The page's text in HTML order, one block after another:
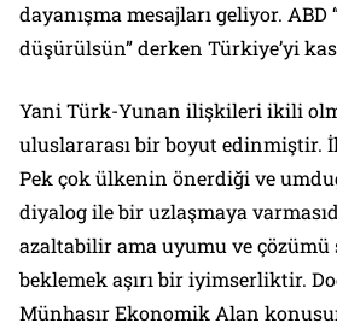
dayanışma mesajları geliyor. ABD
düşürülsün” derken Türkiye’yi
Yani Türk-Yunan ilişkileri ikili
uluslararası bir boyut edinmiştir.
Pek çok ülkenin önerdiği ve
diyalog ile bir uzlaşmaya
azaltabilir ama uyumu ve çözümü
beklemek aşırı bir iyimserliktir.
Münhasır Ekonomik Alan